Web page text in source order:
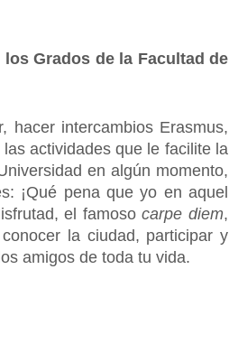
Grados de la Facultad de
hacer intercambios Erasmus,
actividades que le facilite la
en algún momento,
¡Qué pena que yo en aquel
el famosocarpe diem,
la ciudad, participar y
amigos de toda tu vida.